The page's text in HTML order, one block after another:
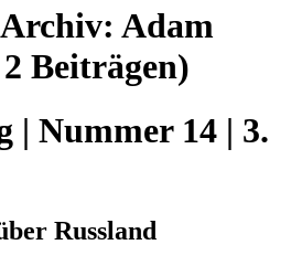
Adam
Beiträgen)
| Nummer 14 | 3.
Russland